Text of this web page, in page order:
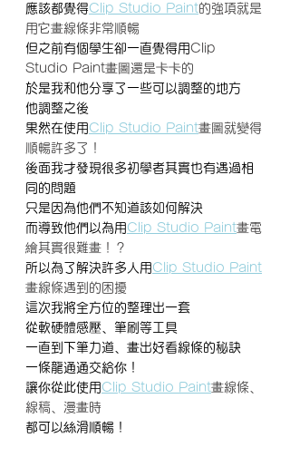
應該都覺得Clip Studio Paint的強項就是
用它畫線條非常順暢
但之前有個學生卻一直覺得用Clip
Studio Paint畫圖還是卡卡的
於是我和他分享了一些可以調整的地方
他調整之後
果然在使用Clip Studio Paint畫圖就變得
順暢許多了！
後面我才發現很多初學者其實也有遇過相
同的問題
只是因為他們不知道該如何解決
而導致他們以為用Clip Studio Paint畫電
繪其實很難畫！？
所以為了解決許多人用Clip Studio Paint
畫線條遇到的困擾
這次我將全方位的整理出一套
從軟硬體感壓、筆刷等工具
一直到下筆力道、畫出好看線條的秘訣
一條龍通通交給你！
讓你從此使用Clip Studio Paint畫線條、
線稿、漫畫時
都可以絲滑順暢！